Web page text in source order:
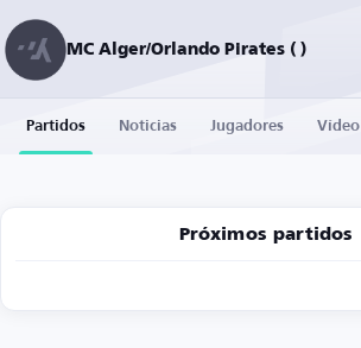
MC Alger/Orlando Pirates ( )
Partidos Noticias Jugadores Vídeo
Próximos partidos